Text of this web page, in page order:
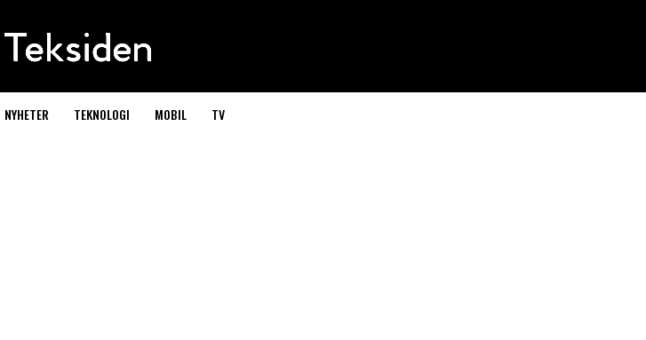
NYHETER TEKNOLOGI MOBIL TV